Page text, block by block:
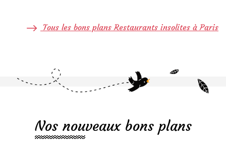
Tous les bons plans Restaurants insolites à Paris
Nos nouveaux bons plans